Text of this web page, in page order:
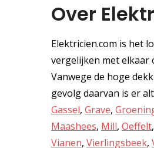
Over
Elektricien.com is het
vergelijken met elkaar
Vanwege de hoge
gevolg daarvan is er
Gassel, Grave,
Maashees, Mill, Oeffelt,
Vianen, Vierlingsbeek,